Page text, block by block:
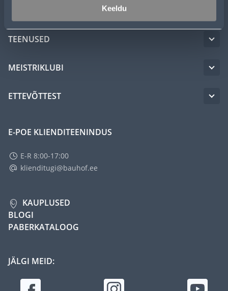
Keeldu
TEENUSED
MEISTRIKLUBI
ETTEVÕTTEST
E-POE KLIENDITEENINDUS
E-R 8:00-17:00
klienditugi@bauhof.ee
KAUPLUSED
BLOGI
PABERKATALOOG
JÄLGI MEID: